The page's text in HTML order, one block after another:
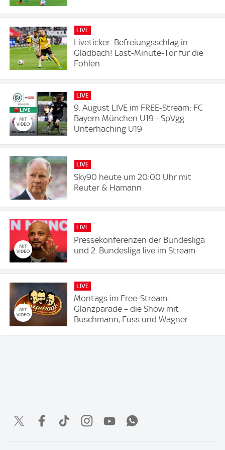
LIVE
Liveticker: Befreiungsschlag in
Gladbach! Last-Minute-Tor für die
Fohlen
LIVE
9. August LIVE im FREE-Stream: FC
Bayern München U19 - SpVgg
Unterhaching U19
LIVE
Sky90 heute um 20:00 Uhr mit
Reuter & Hamann
LIVE
Pressekonferenzen der Bundesliga
und 2. Bundesliga live im Stream
LIVE
Montags im Free-Stream:
Glanzparade – die Show mit
Buschmann, Fuss und Wagner